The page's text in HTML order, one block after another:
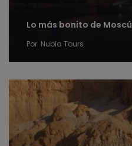
Lo más bonito de Moscú
Por Nubia Tours